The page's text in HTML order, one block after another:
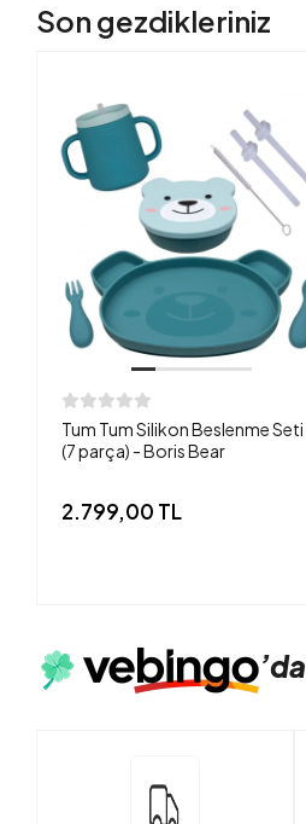
Son gezdikleriniz
Tum Tum Silikon Beslenme Seti
(7 parça) - Boris Bear
2.799,00 TL
’da